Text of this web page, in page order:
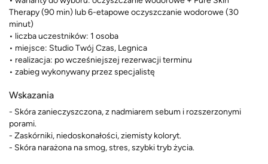
Therapy (90 min) lub 6-etapowe oczyszczanie wodorowe (30
minut)
• liczba uczestników: 1 osoba
• miejsce: Studio Twój Czas, Legnica
• realizacja: po wcześniejszej rezerwacji terminu
• zabieg wykonywany przez specjalistę
Wskazania
- Skóra zanieczyszczona, z nadmiarem sebum i rozszerzonymi
porami.
- Zaskórniki, niedoskonałości, ziemisty koloryt.
- Skóra narażona na smog, stres, szybki tryb życia.